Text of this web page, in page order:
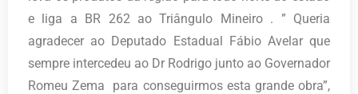
e liga a BR 262 ao Triângulo Mineiro . ” Queria
agradecer ao Deputado Estadual Fábio Avelar que
sempre intercedeu ao Dr Rodrigo junto ao Governador
Romeu Zema para conseguirmos esta grande obra”,